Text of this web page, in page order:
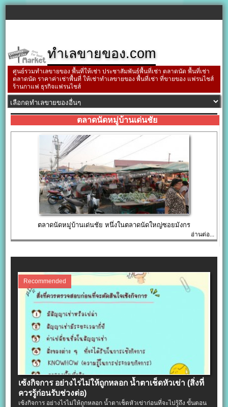
ทำเลขายของ.com
ศูนย์รวมทำเลขายของ พื้นที่ให้เช่า ประชาสัมพันธ์พื้นที่เช่า ตลาดนัด พื้นที่เช่า
ตลาดนัด ราคาค่าเช่าพื้นที่ ให้เช่าทำเลขายของ พื้นที่เช่า ที่ขายของ แฟรนไชส์
ร้านกาแฟ ธุรกิจแฟรนไชส์
ตลาดนัดหมู่บ้านเด่นชัย
ตลาดนัดหมู่บ้านเด่นชัย หนึ่งในตลาดนัดใหญ่ซอยมังกร
อ่านต่อ...
Recommended
เซ้งกิจการ อย่างไรไม่ให้ถูกหลอก น้ำตาเช็ดหัวเข่า (สิ่งที่
ควรรู้ก่อนรับช่วงต่อ)
เซ้งกิจการ อย่างไรไม่ให้ถูกหลอก น้ำตาเช็ดหัวเข่าก่อนที่จะไปรู้ถึง ขั้นตอน